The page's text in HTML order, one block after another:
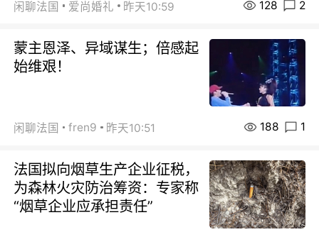
闲聊法国 爱尚婚礼 昨天10:59 128 2
蒙主恩泽、异域谋生；倍感起
始维艰！
闲聊法国 fren9 昨天10:51 188 1
法国拟向烟草生产企业征税，
为森林火灾防治筹资：专家称
“烟草企业应承担责任”